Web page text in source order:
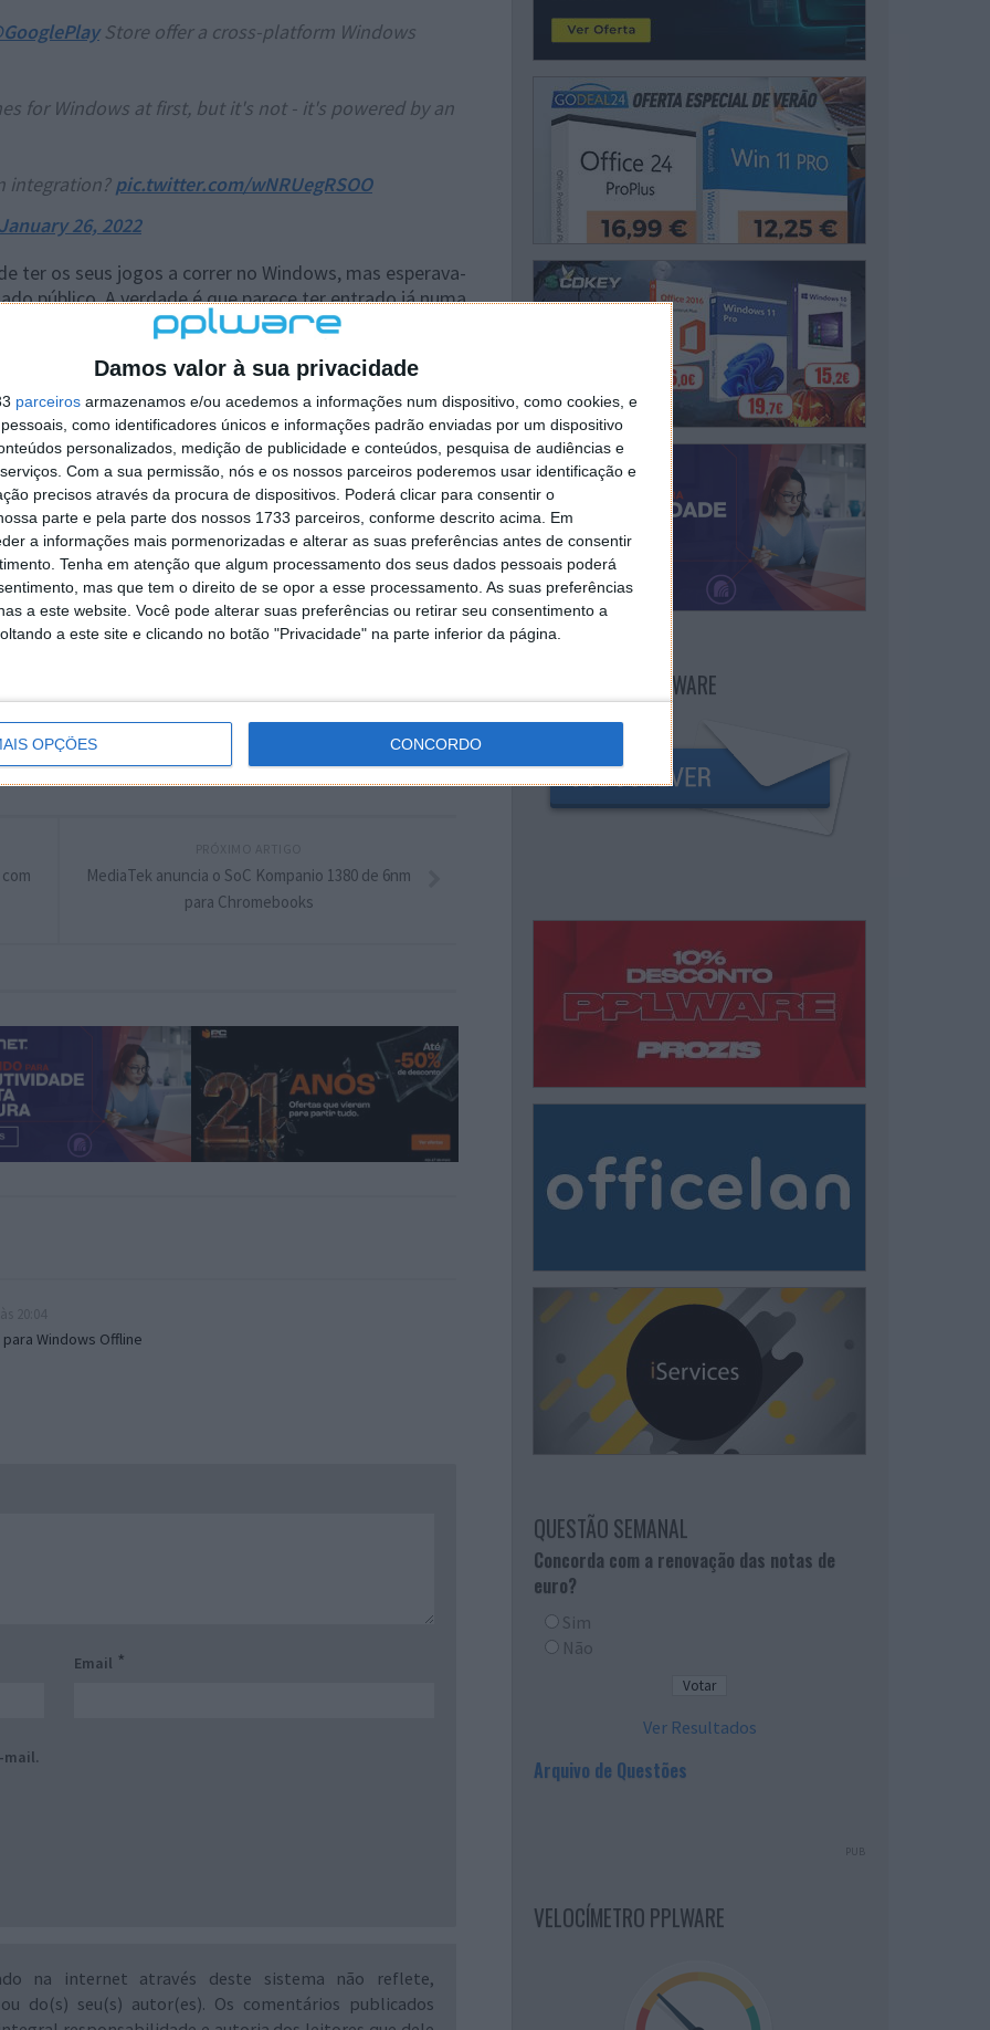
Damos valor à sua privacidade
parceiros armazenamos e/ou acedemos a informações num dispositivo, como cookies, e
como identificadores únicos e informações padrão enviadas por um dispositivo
personalizados, medição de publicidade e conteúdos, pesquisa de audiências e
Com a sua permissão, nós e os nossos parceiros poderemos usar identificação e
precisos através da procura de dispositivos. Poderá clicar para consentir o
parte e pela parte dos nossos 1733 parceiros, conforme descrito acima. Em
a informações mais pormenorizadas e alterar as suas preferências antes de consentir
Tenha em atenção que algum processamento dos seus dados pessoais poderá
mas que tem o direito de se opor a esse processamento. As suas preferências
a este website. Você pode alterar suas preferências ou retirar seu consentimento a
a este site e clicando no botão "Privacidade" na parte inferior da página.
OPÇÕES CONCORDO
Store offer a cross-platform Windows
for Windows at first, but it's not - it's powered by an
integration?pic.twitter.com/wNRUegRSOO
January 26, 2022
ter os seus jogos a correr no Windows, mas esperava-
público. A verdade é que parece ter entrado já numa
e em que mercados está disponível. O
e descarregar o exe para instalação do jogo. Se
quais os planos futuros para esta funcionalidade.
artigo tem mais de um ano
no Google Notícias
MediaTek anuncia o SoC Kompanio 1380 de 6nm
para Chromebooks
Windows Offline
Email *
mail.
na internet através deste sistema não reflete,
do(s) seu(s) autor(es). Os comentários publicados
NEWSLETTER PPLWARE
QUESTÃO SEMANAL
Concorda com a renovação das notas de
euro?
Sim
Não
Ver Resultados
Arquivo de Questões
PUB
VELOCÍMETRO PPLWARE